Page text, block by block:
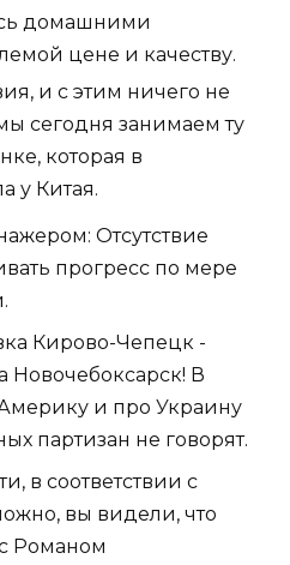
домашними
цене и качеству.
и с этим ничего не
сегодня занимаем ту
которая в
у Китая.
Отсутствие
прогресс по мере
Кирово-Чепецк -
Новочебоксарск! В
и про Украину
партизан не говорят.
в соответствии с
вы видели, что
Романом